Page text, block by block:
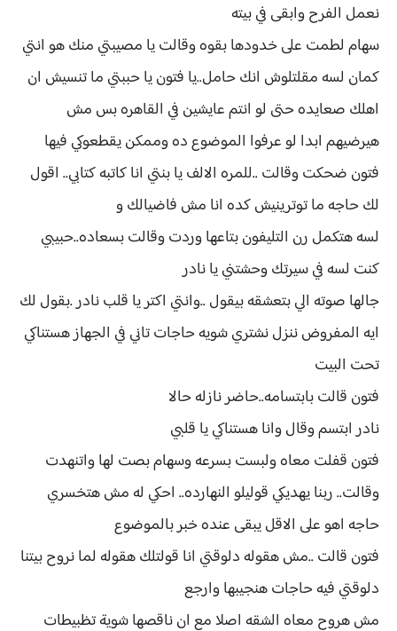
نعمل الفرح وابقى في بيته
سهام لطمت على خدودها بقوه وقالت يا مصيبتي منك هو انتي
كمان لسه مقلتلوش انك حامل..يا فتون يا حببتي ما تنسيش ان
اهلك صعايده حتى لو انتم عايشين في القاهره بس مش
هيرضيهم ابدا لو عرفوا الموضوع ده وممكن يقطعوكي فيها
فتون ضحكت وقالت ..للمره الالف يا بنتي انا كاتبه كتابي.. اقول
لك حاجه ما توترينيش كده انا مش فاضيالك و
لسه هتكمل رن التليفون بتاعها وردت وقالت بسعاده..حبيبي
كنت لسه في سيرتك وحشتني يا نادر
جالها صوته الي بتعشقه بيقول ..وانتي اكتر يا قلب نادر .بقول لك
ايه المفروض ننزل نشتري شويه حاجات تاني في الجهاز هستناكي
تحت البيت
فتون قالت بابتسامه..حاضر نازله حالا
نادر ابتسم وقال وانا هستناكي يا قلبي
فتون قفلت معاه ولبست بسرعه وسهام بصت لها واتنهدت
وقالت.. ربنا يهديكي قوليلو النهارده.. احكي له مش هتخسري
حاجه اهو على الاقل يبقى عنده خبر بالموضوع
فتون قالت ..مش هقوله دلوقتي انا قولتلك هقوله لما نروح بيتنا
دلوقتي فيه حاجات هنجيبها وارجع
مش هروح معاه الشقه اصلا مع ان ناقصها شوية تظبيطات